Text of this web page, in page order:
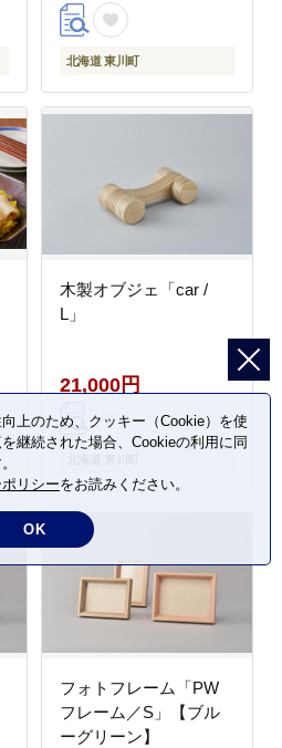
北海道 東川町
木製オブジェ「car /
L」
21,000円
フォトフレーム「PW
フレーム／S」【ブル
ーグリーン】
上のため、クッキー（Cookie）を使
継続された場合、Cookieの利用に同
リシーをお読みください。
OK